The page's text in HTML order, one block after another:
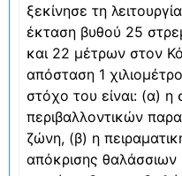
ξεκίνησε τη
έκταση βυθού 25
και 22 μέτρων στον
απόσταση 1
στόχο του είναι: (α)
περιβαλλοντικών
ζώνη, (β) η
απόκρισης θαλάσσιων